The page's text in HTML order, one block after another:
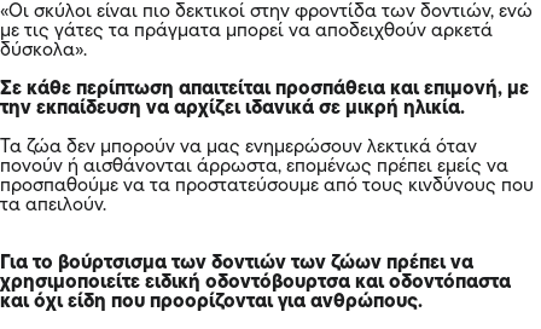
«Οι σκύλοι είναι πιο δεκτικοί στην φροντίδα των δοντιών, ενώ
με τις γάτες τα πράγματα μπορεί να αποδειχθούν αρκετά
δύσκολα».
Σε κάθε περίπτωση απαιτείται προσπάθεια και επιμονή, με
την εκπαίδευση να αρχίζει ιδανικά σε μικρή ηλικία.
Τα ζώα δεν μπορούν να μας ενημερώσουν λεκτικά όταν
πονούν ή αισθάνονται άρρωστα, επομένως πρέπει εμείς να
προσπαθούμε να τα προστατεύσουμε από τους κινδύνους που
τα απειλούν.
Για το βούρτσισμα των δοντιών των ζώων πρέπει να
χρησιμοποιείτε ειδική οδοντόβουρτσα και οδοντόπαστα
και όχι είδη που προορίζονται για ανθρώπους.